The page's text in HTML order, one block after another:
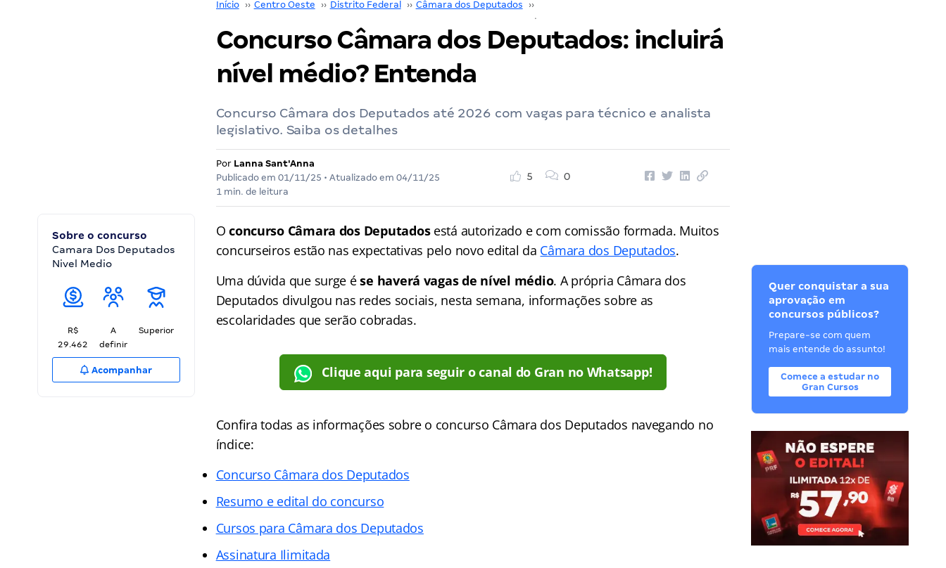
Início ›› Centro Oeste ›› Distrito Federal ›› Câmara dos Deputados ››
Concurso Câmara dos Deputados: incluirá
nível médio? Entenda
Concurso Câmara dos Deputados até 2026 com vagas para técnico e analista
legislativo. Saiba os detalhes
Por Lanna Sant'Anna
Publicado em 01/11/25 • Atualizado em 04/11/25
1 min. de leitura
5 0
Sobre o concurso
Camara Dos Deputados
Nivel Medio
R$
29.462
A
definir
Superior
Acompanhar
Oconcurso Câmara dos Deputadosestá autorizado e com comissão formada. Muitos
concurseiros estão nas expectativas pelo novo edital da Câmara dos Deputados.
Uma dúvida que surge ése haverá vagas de nível médio. A própria Câmara dos
Deputados divulgou nas redes sociais, nesta semana, informações sobre as
escolaridades que serão cobradas.
Clique aqui para seguir o canal do Gran no Whatsapp!
Confira todas as informações sobre o concurso Câmara dos Deputados navegando no
índice:
Concurso Câmara dos Deputados
Resumo e edital do concurso
Cursos para Câmara dos Deputados
Assinatura Ilimitada
Quer conquistar a sua
aprovação em
concursos públicos?
Prepare-se com quem
mais entende do assunto!
Comece a estudar no
Gran Cursos